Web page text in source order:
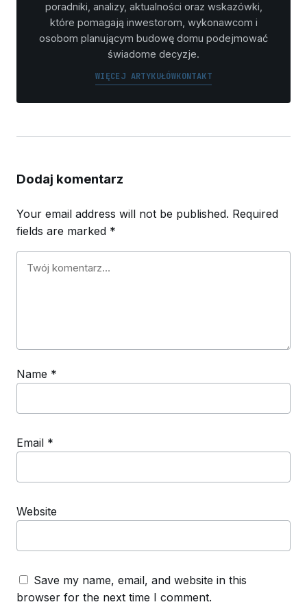
poradniki, analizy, aktualności oraz wskazówki,
które pomagają inwestorom, wykonawcom i
osobom planującym budowę domu podejmować
świadome decyzje.
WIĘCEJ ARTYKUŁÓWKONTAKT
Dodaj komentarz
Your email address will not be published. Required
fields are marked *
Name *
Email *
Website
Save my name, email, and website in this
browser for the next time I comment.